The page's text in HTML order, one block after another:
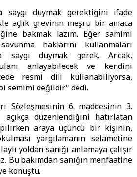
saygı duymak gerektiğini ifade
açlık grevinin meşru bir amaca
bakmak lazım. Eğer samimi
haklarını kullanmaları
saygı duymak gerek. Ancak,
anlayabilecek ve kendini
resmi dili kullanabiliyorsa,
semimi değildir" dedi.
Sözleşmesinin 6. maddesinin 3.
açıkça düzenlendiğini hatırlatan
araya üçüncü bir kişinin,
yargılamanın selametine
yoldan sanığı anlamaya çalışır
Bu bakımdan sanığın menfaatine
konuştu.